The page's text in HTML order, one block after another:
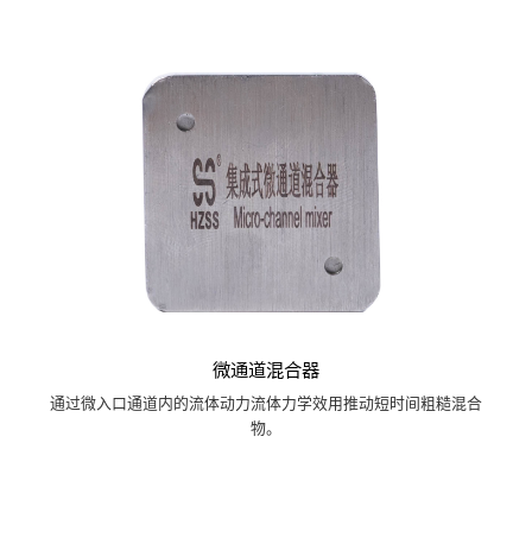
微通道混合器
通过微入口通道内的流体动力流体力学效用推动短时间粗糙混合
物。